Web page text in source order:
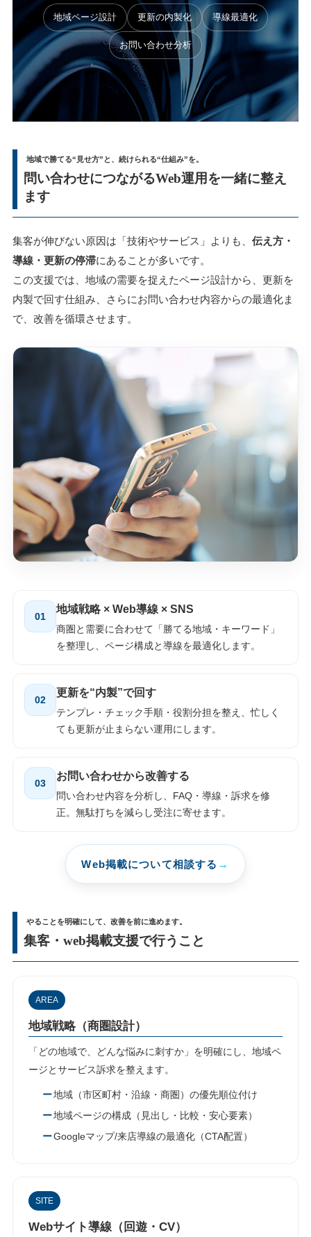
地域ページ設計 更新の内製化 導線最適化
お問い合わせ分析
地域で勝てる“見せ方”と、続けられる“仕組み”を。
問い合わせにつながるWeb運用を一緒に整え
ます
集客が伸びない原因は「技術やサービス」よりも、 伝え方・
導線・更新の停滞にあることが多いです。
この支援では、地域の需要を捉えたページ設計から、更新を
内製で回す仕組み、さらにお問い合わせ内容からの最適化ま
で、改善を循環させます。
01
地域戦略 × Web導線 × SNS
商圏と需要に合わせて「勝てる地域・キーワード」
を整理し、ページ構成と導線を最適化します。
02
更新を“内製”で回す
テンプレ・チェック手順・役割分担を整え、忙しく
ても更新が止まらない運用にします。
03
お問い合わせから改善する
問い合わせ内容を分析し、FAQ・導線・訴求を修
正。無駄打ちを減らし受注に寄せます。
Web掲載について相談する
やることを明確にして、改善を前に進めます。
集客・web掲載支援で行うこと
AREA
地域戦略（商圏設計）
「どの地域で、どんな悩みに刺すか」を明確にし、地域ペ
ージとサービス訴求を整えます。
地域（市区町村・沿線・商圏）の優先順位付け
地域ページの構成（見出し・比較・安心要素）
Googleマップ/来店導線の最適化（CTA配置）
SITE
Webサイト導線（回遊・CV）